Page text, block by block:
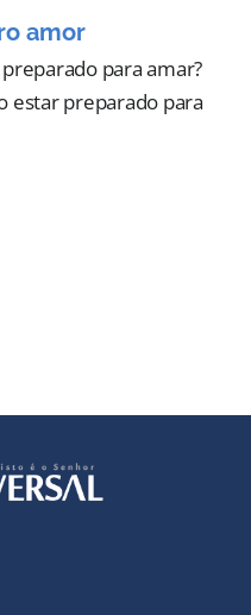
amor
para amar?
estar preparado para